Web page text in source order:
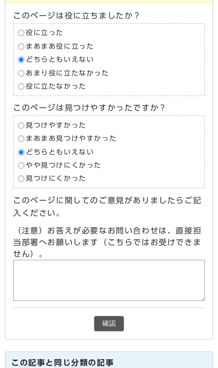
このページは役に立ちましたか？
役に立った
まあまあ役に立った
どちらともいえない
あまり役に立たなかった
役に立たなかった
このページは見つけやすかったですか？
見つけやすかった
まあまあ見つけやすかった
どちらともいえない
やや見つけにくかった
見つけにくかった
このページに関してのご意見がありましたらご記
入ください。
（注意）お答えが必要なお問い合わせは、直接担
当部署へお願いします（こちらではお受けできま
せん）。
確認
この記事と同じ分類の記事